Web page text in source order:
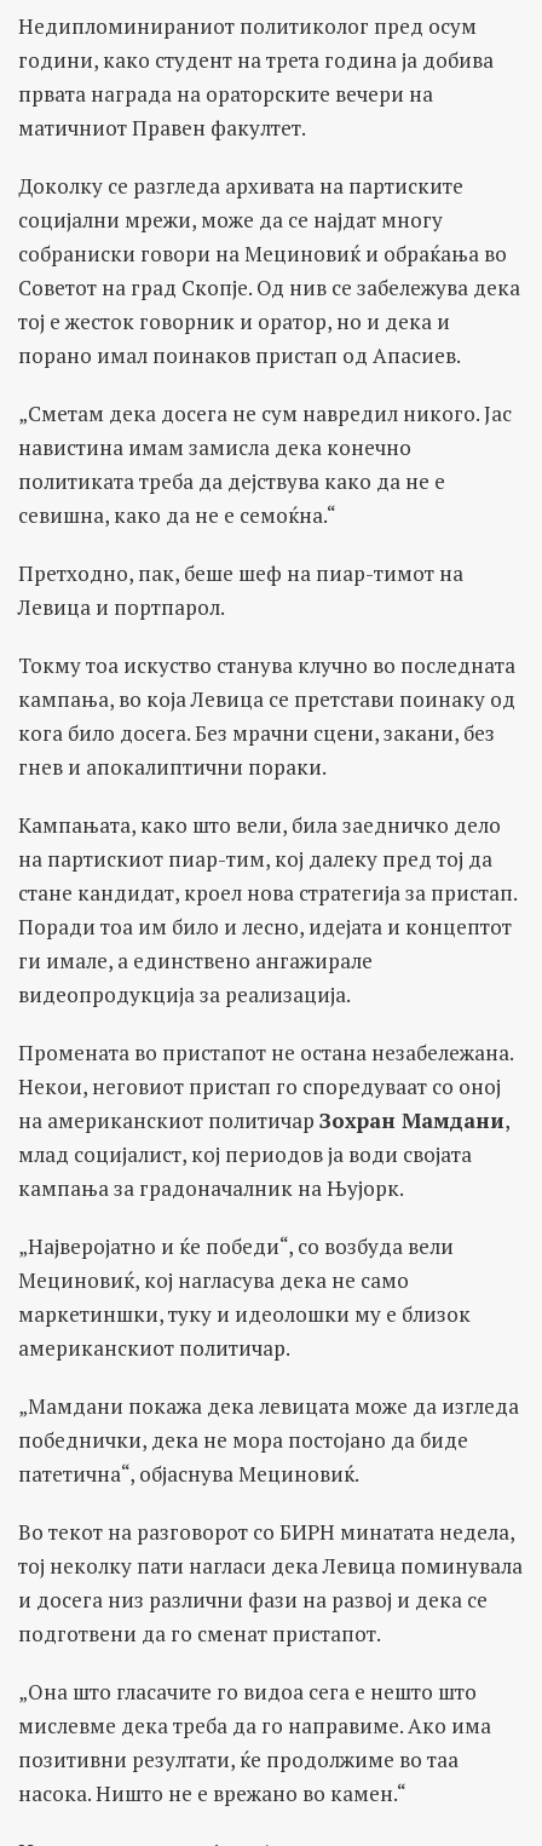
Недипломинираниот политиколог пред осум
години, како студент на трета година ја добива
првата награда на ораторските вечери на
матичниот Правен факултет.
Доколку се разгледа архивата на партиските
социјални мрежи, може да се најдат многу
собраниски говори на Мециновиќ и обраќања во
Советот на град Скопје. Од нив се забележува дека
тој е жесток говорник и оратор, но и дека и
порано имал поинаков пристап од Апасиев.
„Сметам дека досега не сум навредил никого. Јас
навистина имам замисла дека конечно
политиката треба да дејствува како да не е
севишна, како да не е семоќна.“
Претходно, пак, беше шеф на пиар-тимот на
Левица и портпарол.
Токму тоа искуство станува клучно во последната
кампања, во која Левица се претстави поинаку од
кога било досега. Без мрачни сцени, закани, без
гнев и апокалиптични пораки.
Кампањата, како што вели, била заедничко дело
на партискиот пиар-тим, кој далеку пред тој да
стане кандидат, кроел нова стратегија за пристап.
Поради тоа им било и лесно, идејата и концептот
ги имале, а единствено ангажирале
видеопродукција за реализација.
Промената во пристапот не остана незабележана.
Некои, неговиот пристап го споредуваат со оној
на американскиот политичар Зохран Мамдани,
млад социјалист, кој периодов ја води својата
кампања за градоначалник на Њујорк.
„Најверојатно и ќе победи“, со возбуда вели
Мециновиќ, кој нагласува дека не само
маркетиншки, туку и идеолошки му е близок
американскиот политичар.
„Мамдани покажа дека левицата може да изгледа
победнички, дека не мора постојано да биде
патетична“, објаснува Мециновиќ.
Во текот на разговорот со БИРН минатата недела,
тој неколку пати нагласи дека Левица поминувала
и досега низ различни фази на развој и дека се
подготвени да го сменат пристапот.
„Она што гласачите го видоа сега е нешто што
мислевме дека треба да го направиме. Ако има
позитивни резултати, ќе продолжиме во таа
насока. Ништо не е врежано во камен.“